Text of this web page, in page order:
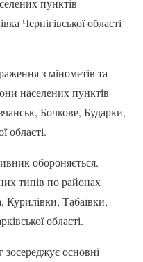
Чернігівської області
з мінометів та
населених пунктів
Бочкове, Бударки,
області.
обороняється.
типів по районах
Курилівки, Табаївки,
області.
основні